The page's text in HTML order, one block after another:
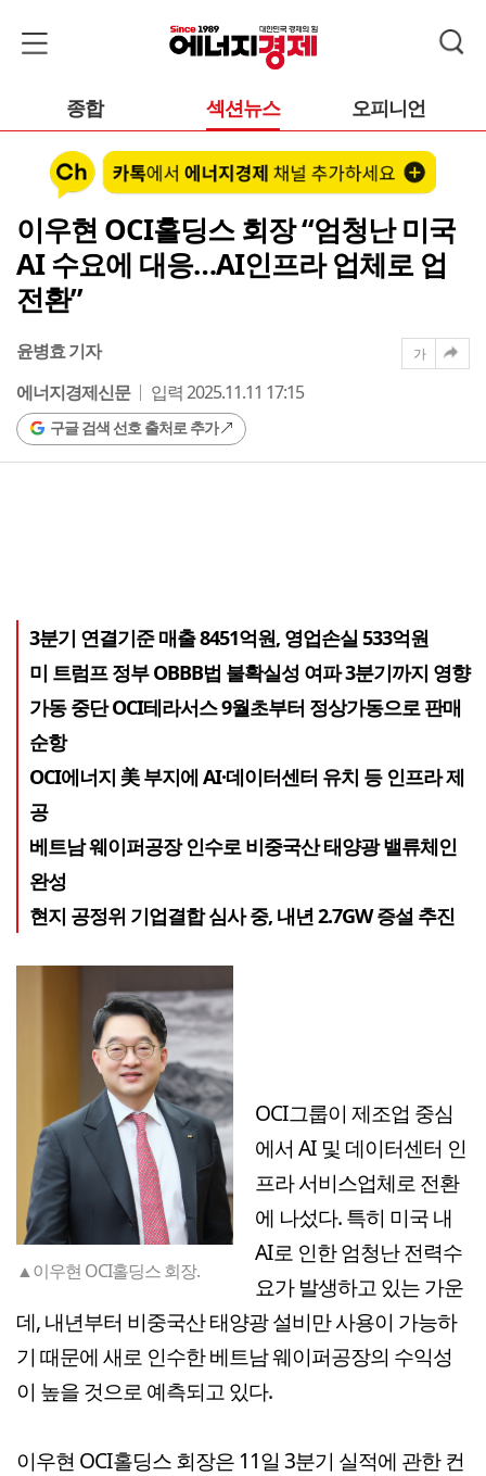
종합 섹션뉴스 오피니언
이우현 OCI홀딩스 회장 “엄청난 미국
AI 수요에 대응…AI인프라 업체로 업
전환”
윤병효 기자
에너지경제신문
입력 2025.11.11 17:15
구글 검색 선호 출처로 추가
가
3분기 연결기준 매출 8451억원, 영업손실 533억원
미 트럼프 정부 OBBB법 불확실성 여파 3분기까지 영향
가동 중단 OCI테라서스 9월초부터 정상가동으로 판매
순항
OCI에너지 美 부지에 AI·데이터센터 유치 등 인프라 제
공
베트남 웨이퍼공장 인수로 비중국산 태양광 밸류체인
완성
현지 공정위 기업결합 심사 중, 내년 2.7GW 증설 추진
▲이우현 OCI홀딩스 회장.
OCI그룹이 제조업 중심
에서 AI 및 데이터센터 인
프라 서비스업체로 전환
에 나섰다. 특히 미국 내
AI로 인한 엄청난 전력수
요가 발생하고 있는 가운
데, 내년부터 비중국산 태양광 설비만 사용이 가능하
기 때문에 새로 인수한 베트남 웨이퍼공장의 수익성
이 높을 것으로 예측되고 있다.
이우현 OCI홀딩스 회장은 11일 3분기 실적에 관한 컨